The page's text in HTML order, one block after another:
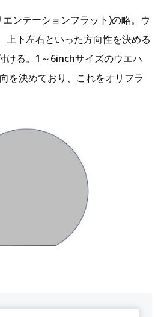
ンテーションフラット)の略。ウ
上下左右といった方向性を決める
ける。1～6inchサイズのウエハ
を決めており、これをオリフラ